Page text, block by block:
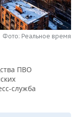
Фото: Реальное время
ПВО
служба